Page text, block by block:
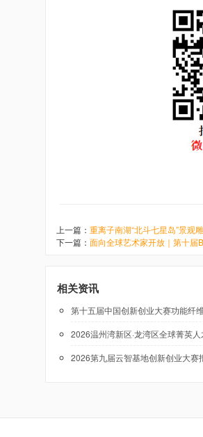
上一篇： 重离子南湖“北斗七星岛”景观
下一篇： 面向全球艺术家开放｜第十
相关资讯
第十五届中国创新创业大赛功能纤
2026温州湾新区·龙湾区全球菁英
2026第九届云智基地创新创业大赛